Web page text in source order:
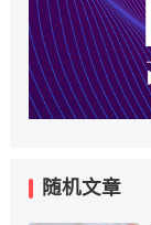
随机文章